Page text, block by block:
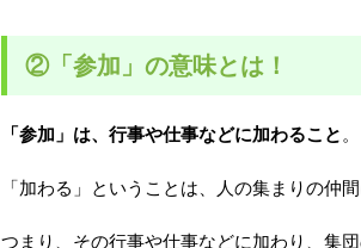
②「参加」の意味とは！
「参加」は、行事や仕事などに加わること 。
「加わる」ということは、人の集まりの仲
つまり、その行事や仕事などに加わり、集